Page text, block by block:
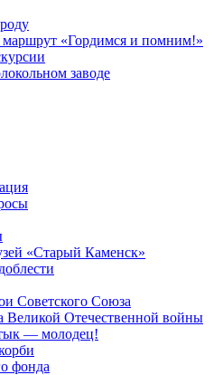
«Гордимся и помним!»
заводе
«Старый Каменск»
Советского Союза
Великой Отечественной войны
— молодец!
фонда